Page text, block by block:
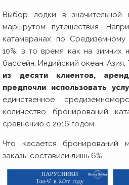
Выбор лодки в значительной
маршрутом путешествия.
катамаранах по
10%, в то время как на зимних
бассейн, Индийский океан, Азия,
из десяти клиентов,
предпочли использовать
единственное
количество бронирований
сравнению с 2016 годом.
Что касается бронирований
заказы составили лишь 6%.